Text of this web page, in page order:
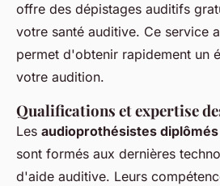
offre des dépistages auditifs
votre santé auditive. Ce service
permet d'obtenir rapidement un
votre audition.
Qualifications et expertise
Les audioprothésistes
sont formés aux dernières
d'aide auditive. Leurs